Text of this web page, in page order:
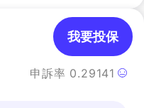
申訴率 0.29141
我要投保